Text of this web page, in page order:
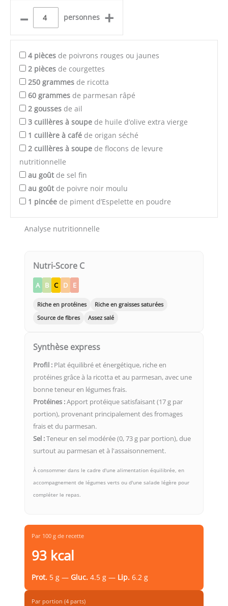
– personnes +
4 pièces de poivrons rouges ou jaunes
2 pièces de courgettes
250 grammes de ricotta
60 grammes de parmesan râpé
2 gousses de ail
3 cuillères à soupe de huile d’olive extra vierge
1 cuillère à café de origan séché
2 cuillères à soupe de flocons de levure
nutritionnelle
au goût de sel fin
au goût de poivre noir moulu
1 pincée de piment d’Espelette en poudre
Analyse nutritionnelle
Nutri-Score C
A B C D E
Riche en protéines
Riche en graisses saturées
Source de fibres
Assez salé
Synthèse express
Profil : Plat équilibré et énergétique, riche en
protéines grâce à la ricotta et au parmesan, avec une
bonne teneur en légumes frais.
Protéines :Apport protéique satisfaisant (17 g par
portion), provenant principalement des fromages
frais et du parmesan.
Sel :Teneur en sel modérée (0, 73 g par portion), due
surtout au parmesan et à l'assaisonnement.
À consommer dans le cadre d'une alimentation équilibrée, en
accompagnement de légumes verts ou d'une salade légère pour
compléter le repas.
Par 100 g de recette
93 kcal
Prot. 5 g — Gluc. 4.5 g — Lip. 6.2 g
Par portion (4 parts)